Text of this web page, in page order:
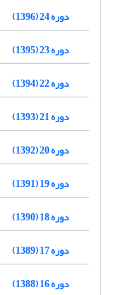
دوره 24 (1396)
دوره 23 (1395)
دوره 22 (1394)
دوره 21 (1393)
دوره 20 (1392)
دوره 19 (1391)
دوره 18 (1390)
دوره 17 (1389)
دوره 16 (1388)